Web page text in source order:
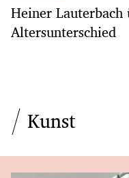
Heiner Lauterbach
Altersunterschied
Kunst